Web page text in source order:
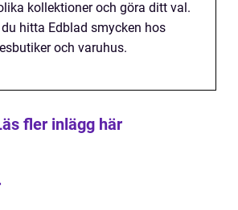
kollektioner och göra ditt val.
hitta Edblad smycken hos
och varuhus.
fler inlägg här